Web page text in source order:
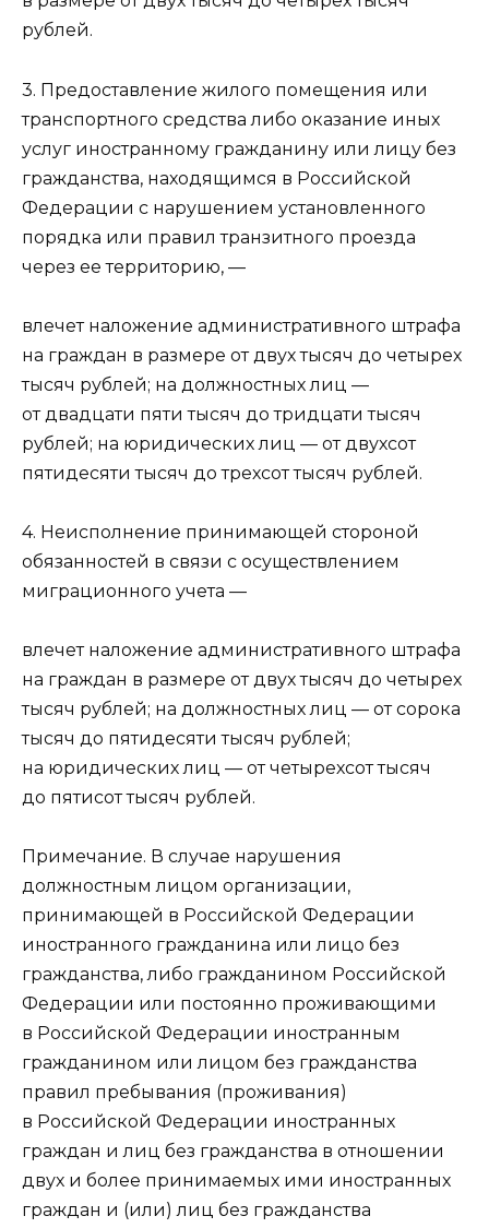
рублей.
3. Предоставление жилого помещения или
транспортного средства либо оказание иных
услуг иностранному гражданину или лицу без
гражданства, находящимся в Российской
Федерации с нарушением установленного
порядка или правил транзитного проезда
через ее территорию, —
влечет наложение административного штрафа
на граждан в размере от двух тысяч до четырех
тысяч рублей; на должностных лиц —
от двадцати пяти тысяч до тридцати тысяч
рублей; на юридических лиц — от двухсот
пятидесяти тысяч до трехсот тысяч рублей.
4. Неисполнение принимающей стороной
обязанностей в связи с осуществлением
миграционного учета —
влечет наложение административного штрафа
на граждан в размере от двух тысяч до четырех
тысяч рублей; на должностных лиц — от сорока
тысяч до пятидесяти тысяч рублей;
на юридических лиц — от четырехсот тысяч
до пятисот тысяч рублей.
Примечание. В случае нарушения
должностным лицом организации,
принимающей в Российской Федерации
иностранного гражданина или лицо без
гражданства, либо гражданином Российской
Федерации или постоянно проживающими
в Российской Федерации иностранным
гражданином или лицом без гражданства
правил пребывания (проживания)
в Российской Федерации иностранных
граждан и лиц без гражданства в отношении
двух и более принимаемых ими иностранных
граждан и (или) лиц без гражданства